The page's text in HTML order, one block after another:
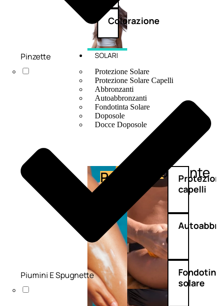
Colorazione
SOLARI
Protezione Solare
Protezione Solare Capelli
Abbronzanti
Autoabbronzanti
Fondotinta Solare
Doposole
Docce Doposole
ProtezioneAbbronzante
capelli
solare
Pinzette
Piumini E Spugnette